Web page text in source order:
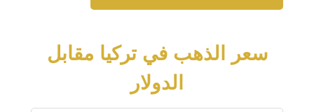
سعر الذهب في تركيا مقابل
الدولار